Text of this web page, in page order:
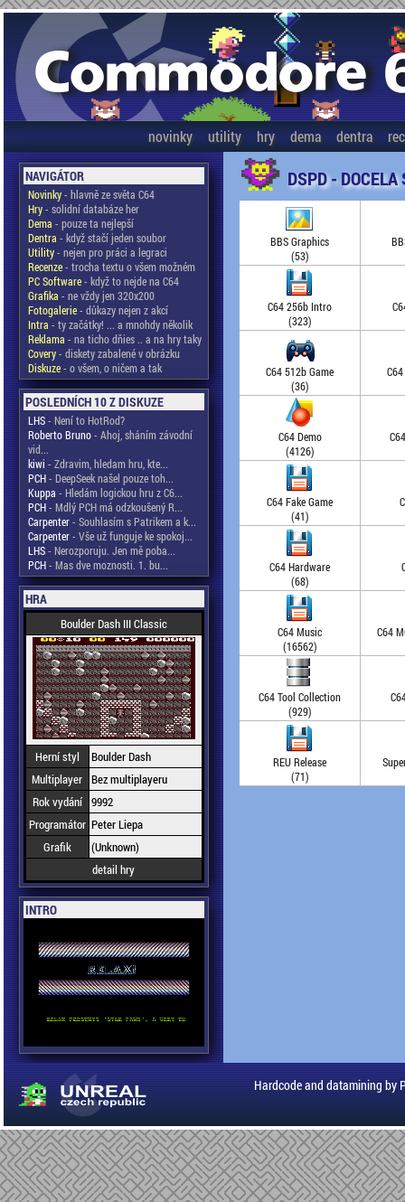
novinky utility hry dema dentra
NAVIGÁTOR
Novinky- hlavně ze světa C64
Hry- solidní databáze her
Dema - pouze ta nejlepší
Dentra - když stačí jeden soubor
Utility- nejen pro práci a legraci
Recenze- trocha textu o všem možném
PC Software- když to nejde na C64
Grafika - ne vždy jen 320x200
Fotogalerie- důkazy nejen z akcí
Intra - ty začátky! ... a mnohdy několik
Reklama - na ticho dňies .. a na hry taky
Covery- diskety zabalené v obrázku
Diskuze- o všem, o ničem a tak
POSLEDNÍCH 10 Z DISKUZE
LHS- Není to HotRod?
Roberto Bruno- Ahoj, sháním závodní
vid...
kiwi - Zdravim, hledam hru, kte...
PCH- DeepSeek našel pouze toh...
Kuppa - Hledám logickou hru z C6...
PCH- Mdlý PCH má odzkoušený R...
Carpenter- Souhlasím s Patrikem a k...
Carpenter- Vše už funguje ke spokoj...
LHS- Nerozporuju. Jen mě poba...
PCH- Mas dve moznosti. 1. bu...
HRA
Boulder Dash III Classic
Herní styl
Boulder Dash
Multiplayer Bez multiplayeru
Rok vydání 9992
Programátor Peter Liepa
Grafik
(Unknown)
detail hry
INTRO
DSPD - DOCELA
BBS Graphics
(53)
C64 256b Intro
(323)
C64 512b Game
(36)
C64 Demo
(4126)
C64 Fake Game
(41)
C64 Hardware
(68)
C64 Music
(16562)
C64
C64 Tool Collection
(929)
REU Release
(71)
Hardcode and datamining by